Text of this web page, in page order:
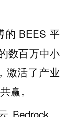
的 BEES 平
数百万中小
激活了产业
赢。
Bedrock、